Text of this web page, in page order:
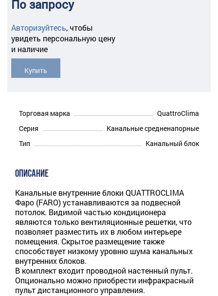
По запросу
Авторизуйтесь, чтобы
увидеть персональную цену
и наличие
Купить
Торговая марка
QuattroClima
Серия
Канальные средненапорные
Тип
Канальный блок
ОПИСАНИЕ
Канальные внутренние блоки QUATTROCLIMA
Фаро (FARO) устанавливаются за подвесной
потолок. Видимой частью кондиционера
являются только вентиляционные решетки, что
позволяет разместить их в любом интерьере
помещения. Скрытое размещение также
способствует низкому уровню шума канальных
внутренних блоков.
В комплект входит проводной настенный пульт.
Опционально можно приобрести инфракрасный
пульт дистанционного управления.